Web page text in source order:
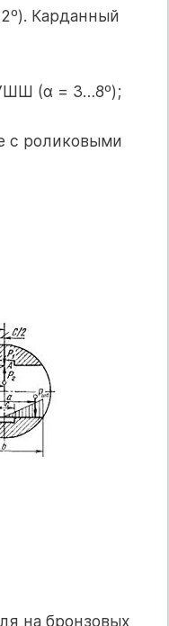
Карданный
(α = 3…8º);
с роликовыми
на бронзовых